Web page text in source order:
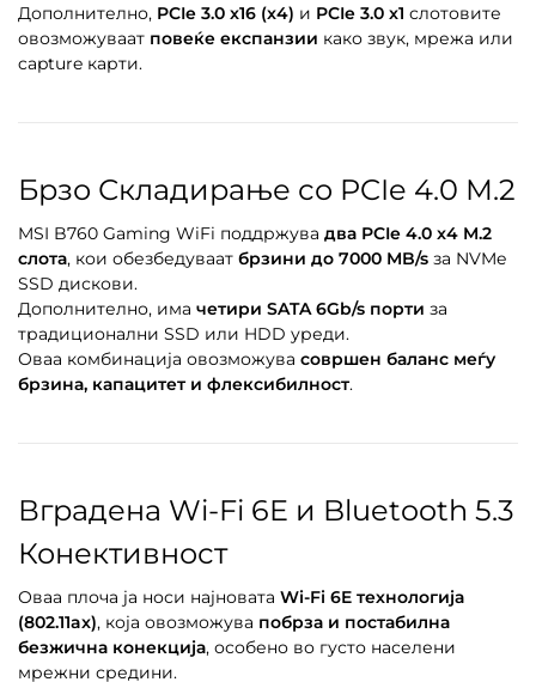
Дополнително, PCIe 3.0 x16 (x4) и PCIe 3.0 x1 слотовите
овозможуваат повеќе експанзии како звук, мрежа или
capture карти.
Брзо Складирање со PCIe 4.0 M.2
MSI B760 Gaming WiFi поддржува два PCIe 4.0 x4 M.2
слота, кои обезбедуваат брзини до 7000 MB/s за NVMe
SSD дискови.
Дополнително, има четири SATA 6Gb/s порти за
традиционални SSD или HDD уреди.
Оваа комбинација овозможува совршен баланс меѓу
брзина, капацитет и флексибилност.
Вградена Wi-Fi 6E и Bluetooth 5.3
Конективност
Оваа плоча ја носи најновата Wi-Fi 6E технологија
(802.11ax), која овозможува побрза и постабилна
безжична конекција, особено во густо населени
мрежни средини.